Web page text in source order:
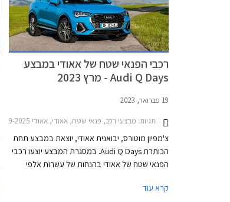
רכבי הפנאי שטח של אאודי במבצע
Audi Q Days - מרץ 2023
19 פברואר, 2023
תגיות: מבצעי רכב, פנאי שטח, אאודי, אאודי Q3 2019-2025, אאודי Q3 ספורטבק 2020-2025, אאודי Q5 2020-2024, אאודי Q5 ספורטבק 2021-2024אאודי Q2 2021-2026
צ'מפיון מוטורס, יבואנית אאודי, יוצאת במבצע תחת
הכותרת Audi Q Days. במסגרת המבצע יוצעו רכבי
הפנאי שטח של אאודי בהנחות של עשרות אלפי
יוכלו הרוכשים לבחור בין מספר מסלולי ליסינג פרטי.
קרא עוד